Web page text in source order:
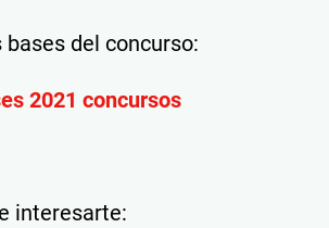
del concurso:
2021 concursos
interesarte: